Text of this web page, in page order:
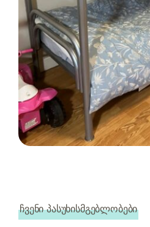
ჩვენი პასუხისმგებლობები